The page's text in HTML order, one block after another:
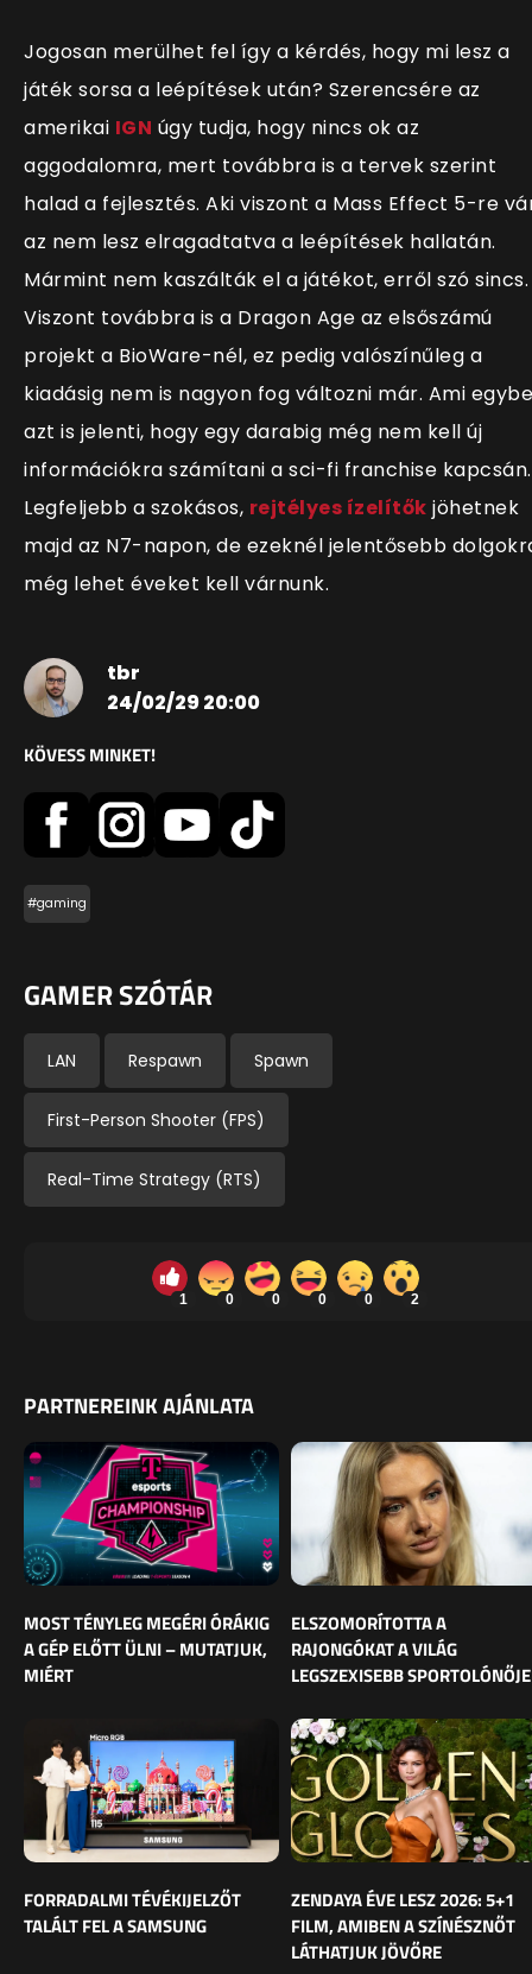
Jogosan merülhet fel így a kérdés, hogy mi lesz a
játék sorsa a leépítések után? Szerencsére az
amerikai IGN úgy tudja, hogy nincs ok az
aggodalomra, mert továbbra is a tervek szerint
halad a fejlesztés. Aki viszont a Mass Effect 5-re
az nem lesz elragadtatva a leépítések hallatán.
Mármint nem kaszálták el a játékot, erről szó sincs.
Viszont továbbra is a Dragon Age az elsőszámú
projekt a BioWare-nél, ez pedig valószínűleg a
kiadásig nem is nagyon fog változni már. Ami
azt is jelenti, hogy egy darabig még nem kell új
információkra számítani a sci-fi franchise kapcsán.
Legfeljebb a szokásos, rejtélyes ízelítők jöhetnek
majd az N7-napon, de ezeknél jelentősebb
még lehet éveket kell várnunk.
tbr
24/02/29 20:00
KÖVESS MINKET!
#gaming
GAMER SZÓTÁR
LAN Respawn Spawn
First-Person Shooter (FPS)
Real-Time Strategy (RTS)
1 0 0 0 0 2
PARTNEREINK AJÁNLATA
MOST TÉNYLEG MEGÉRI ÓRÁKIG
A GÉP ELŐTT ÜLNI – MUTATJUK,
MIÉRT
ELSZOMORÍTOTTA A
RAJONGÓKAT A VILÁG
LEGSZEXISEBB SPORTOLÓNŐJE
FORRADALMI TÉVÉKIJELZŐT
TALÁLT FEL A SAMSUNG
ZENDAYA ÉVE LESZ 2026: 5+1
FILM, AMIBEN A SZÍNÉSZNŐT
LÁTHATJUK JÖVŐRE